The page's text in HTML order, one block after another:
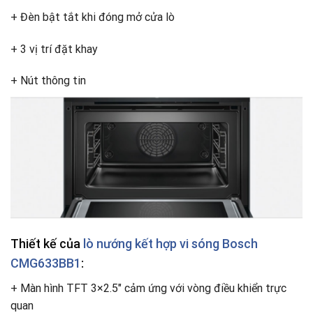
+ Đèn bật tắt khi đóng mở cửa lò
+ 3 vị trí đặt khay
+ Nút thông tin
Thiết kế của lò nướng kết hợp vi sóng Bosch
CMG633BB1:
+ Màn hình TFT 3×2.5″ cảm ứng với vòng điều khiển trực
quan